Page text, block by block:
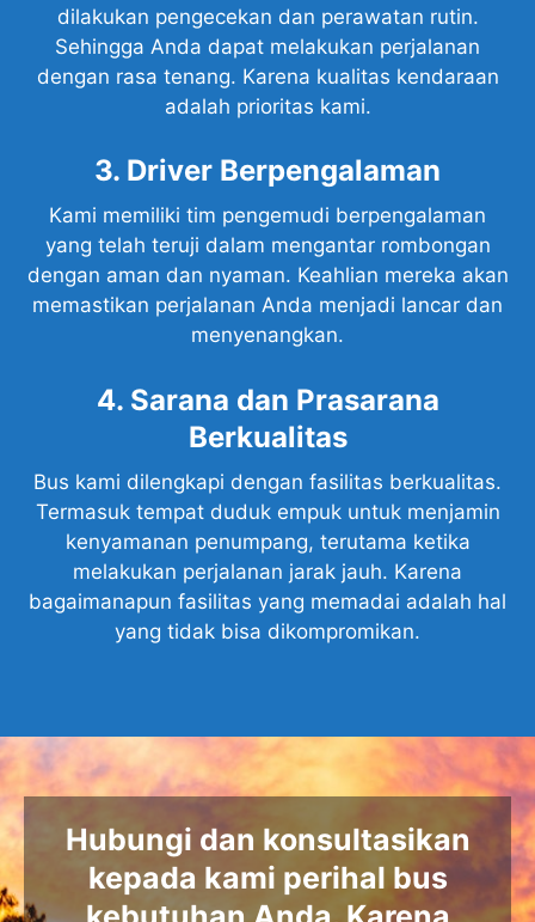
dilakukan pengecekan dan perawatan rutin.
Sehingga Anda dapat melakukan perjalanan
dengan rasa tenang. Karena kualitas kendaraan
adalah prioritas kami.
3. Driver Berpengalaman
Kami memiliki tim pengemudi berpengalaman
yang telah teruji dalam mengantar rombongan
dengan aman dan nyaman. Keahlian mereka akan
memastikan perjalanan Anda menjadi lancar dan
menyenangkan.
4. Sarana dan Prasarana
Berkualitas
Bus kami dilengkapi dengan fasilitas berkualitas.
Termasuk tempat duduk empuk untuk menjamin
kenyamanan penumpang, terutama ketika
melakukan perjalanan jarak jauh. Karena
bagaimanapun fasilitas yang memadai adalah hal
yang tidak bisa dikompromikan.
Hubungi dan konsultasikan
kepada kami perihal bus